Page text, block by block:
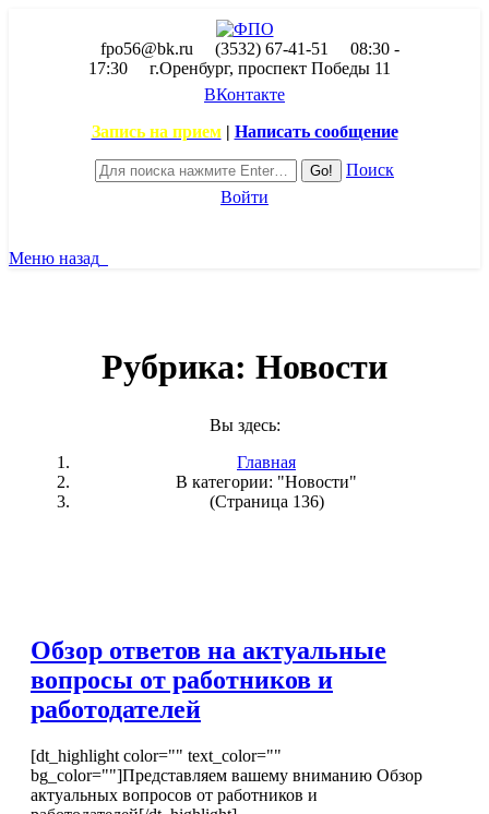
fpo56@bk.ru (3532) 67-41-51
08:30 -
17:30
г.Оренбург, проспект Победы 11
ВКонтакте
Запись на прием| Написать сообщение
Поиск
Войти
Меню назад
Рубрика: Новости
Вы здесь:
Главная
В категории: "Новости"
(Страница 136)
Обзор ответов на актуальные
вопросы от работников и
работодателей
[dt_highlight color="" text_color=""
bg_color=""]Представляем вашему вниманию Обзор
актуальных вопросов от работников и